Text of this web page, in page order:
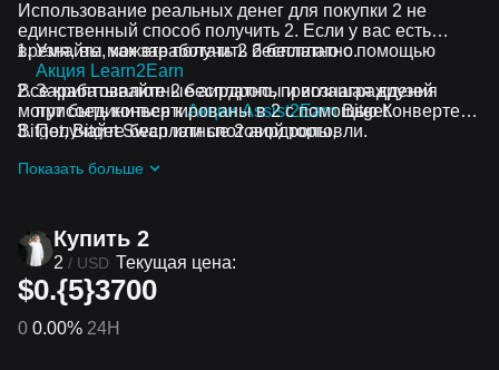
Использование реальных денег для покупки 2 не
единственный способ получить 2. Если у вас есть
время, вы можете получить 2 бесплатно.
Узнайте, как заработать 2 бесплатно с помощью
Акция Learn2Earn
Зарабатывайте 2 бесплатно, приглашая друзей
присоединиться кАкции Assist2EarnBitget.
Получайте бесплатные 2 аирдропы,
Все криптовалютные аирдропы и вознаграждения
могут быть конвертированы в 2 с помощью Конвертера
Bitget, Bitget Swap или спотовой торговли.
Показать больше
Купить 2
2 / USD Текущая цена:
$0.{5}3700
0 0.00% 24H